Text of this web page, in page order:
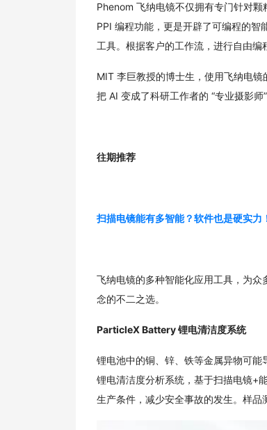
Phenom 飞纳电镜不仅拥有专门针对
PPI 编程功能，更是开辟了可编程的
工具。根据客户的工作流，进行自由编
MIT 李巨教授的博士生，使用飞纳电
把 AI 变成了科研工作者的 “专业摄影
往期推荐
扫描电镜能有多智能？软件也是硬实力
飞纳电镜的多种智能化应用工具，为
念的不二之选。
ParticleX Battery 锂电清洁度系统
锂电池中的铜、锌、铁等金属异物可
锂电清洁度分析系统，基于扫描电镜+
生产条件，减少安全事故的发生。样品